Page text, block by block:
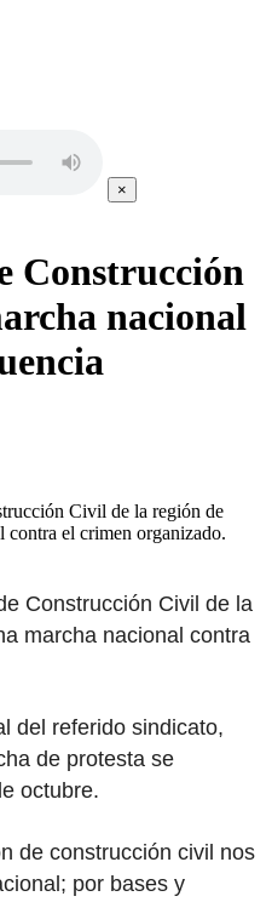
×
Construcción
nacional
Civil de la región de
contra el crimen organizado.
Construcción Civil de la
marcha nacional contra
del referido sindicato,
de protesta se
octubre.
de construcción civil nos
por bases y